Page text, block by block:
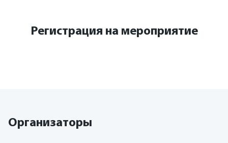
Регистрация на мероприятие
Организаторы